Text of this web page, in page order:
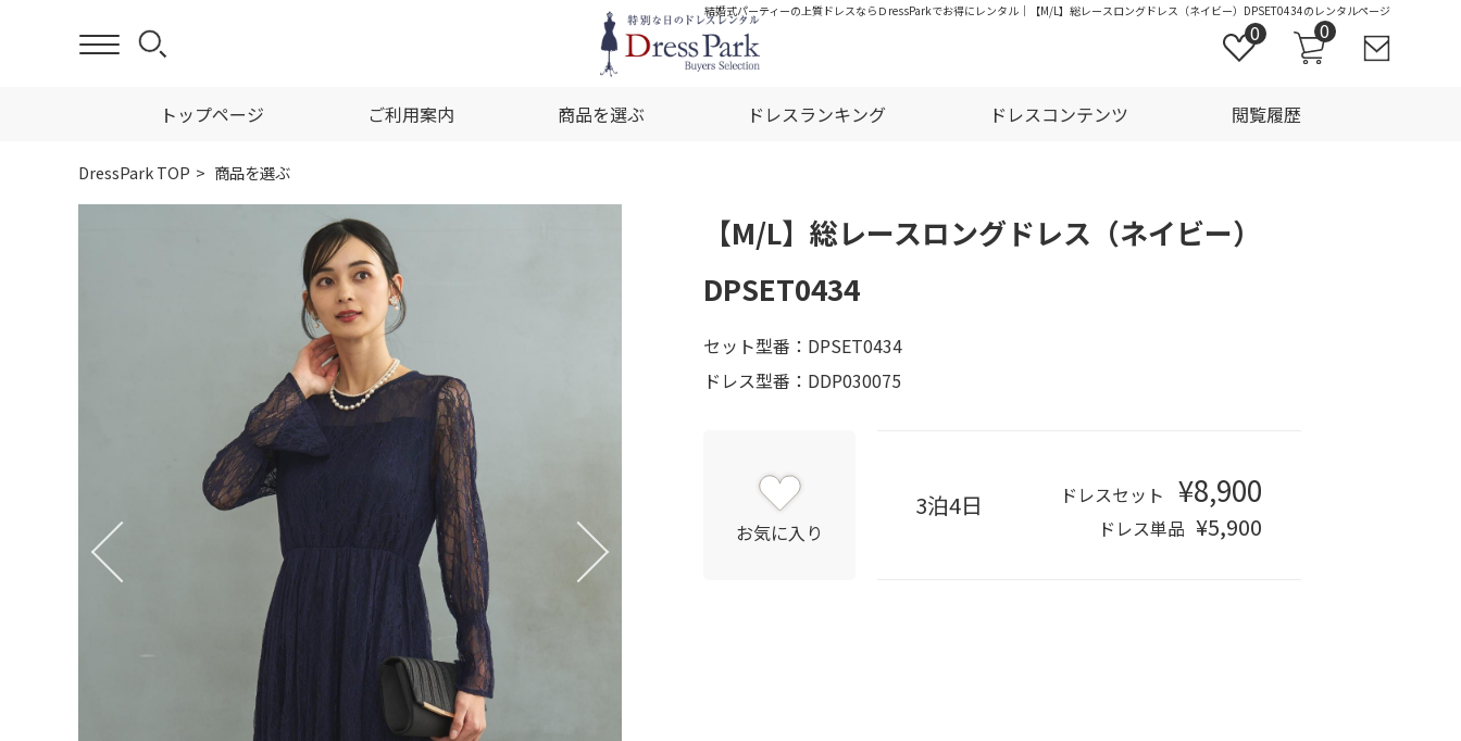
結婚式パーティーの上質ドレスならＤressParkでお得にレンタル｜【M/L】総レースロングドレス（ネイビー）DPSET0434のレンタルページ
トップページ ご利用案内 商品を選ぶ ドレスランキング ドレスコンテンツ 閲覧履歴
0 0
DressPark TOP 商品を選ぶ
【M/L】総レースロングドレス（ネイビー）
DPSET0434
セット型番：DPSET0434
ドレス型番：DDP030075
お気に入り
3泊4日 ドレスセット ¥8,900
ドレス単品 ¥5,900